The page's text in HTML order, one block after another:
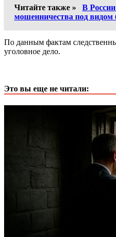
Читайте также »
В
мошенничества под видом
По данным фактам
уголовное дело.
Это вы еще не читали: